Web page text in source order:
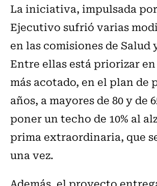
La iniciativa, impulsada
Ejecutivo sufrió varias
en las comisiones de Salud
Entre ellas está priorizar
más acotado, en el plan de
años, a mayores de 80 y de
poner un techo de 10% al
prima extraordinaria, que
una vez.